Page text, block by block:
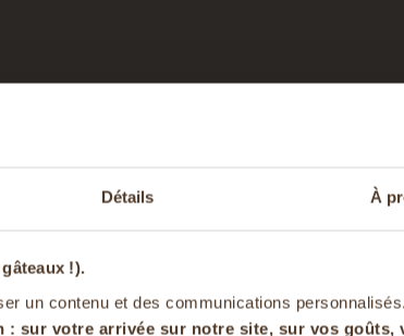
Détails À
!).
un contenu et des communications personnalisés.
: sur votre arrivée sur notre site, sur vos goûts,
Faites cuire 20 minutes à 180°.
sous peine de les voir retomber.
au bain marie feu éteint.
-20%
en vous inscrivant à